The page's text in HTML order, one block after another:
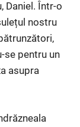
Daniel. Într-o
nostru
se pentru un
asupra